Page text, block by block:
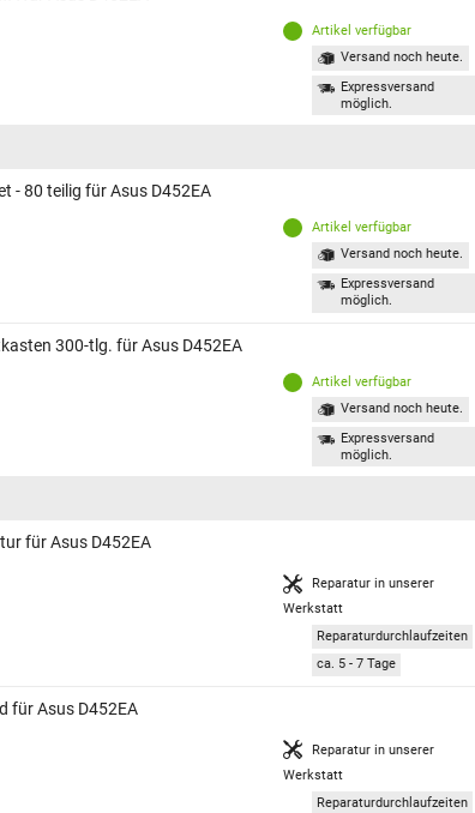
Artikel verfügbar
Versand noch heute.
Expressversand
möglich.
- 80 teilig für Asus D452EA
Artikel verfügbar
Versand noch heute.
Expressversand
möglich.
300-tlg. für Asus D452EA
Artikel verfügbar
Versand noch heute.
Expressversand
möglich.
für Asus D452EA
Reparatur in unserer
Werkstatt
Reparaturdurchlaufzeiten
ca. 5 - 7 Tage
für Asus D452EA
Reparatur in unserer
Werkstatt
Reparaturdurchlaufzeiten